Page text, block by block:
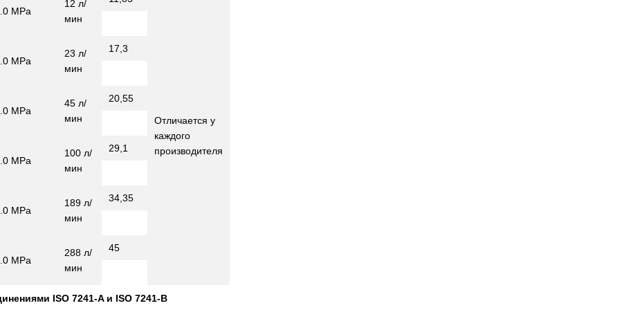
MPa
12 л/
мин
Отличается у
каждого
производителя
MPa
23 л/
мин
17,3
MPa
45 л/
мин
20,55
MPa
100 л/
мин
29,1
MPa
189 л/
мин
34,35
MPa
288 л/
мин
45
ISO 7241-A и ISO 7241-B